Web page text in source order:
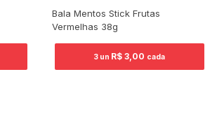
Bala Mentos Stick Frutas
Vermelhas 38g
3 un R$ 3,00 cada